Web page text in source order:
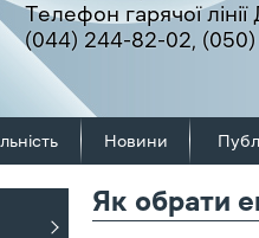
Телефон гарячої
(044) 244-82-02,
Новини
Як обрати